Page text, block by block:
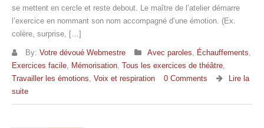
se mettent en cercle et reste debout. Le maître de l’atelier démarre
l’exercice en nommant son nom accompagné d’une émotion. (Ex.
colère, surprise, […]
By: Votre dévoué Webmestre Avec paroles, Échauffements,
Exercices facile, Mémorisation, Tous les exercices de théâtre,
Travailler les émotions, Voix et respiration 0 Comments
Lire la
suite